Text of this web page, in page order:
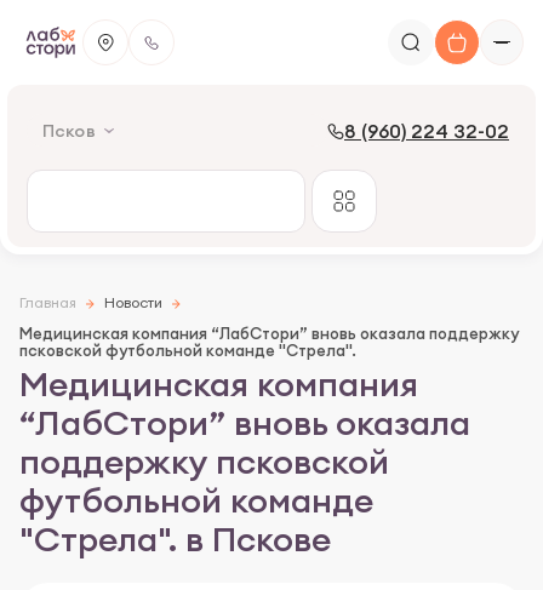
Псков 8 (960) 224 32-02
Главная Новости
Медицинская компания “ЛабСтори” вновь оказала поддержку
псковской футбольной команде "Стрела".
Медицинская компания
“ЛабСтори” вновь оказала
поддержку псковской
футбольной команде
"Стрела". в Пскове